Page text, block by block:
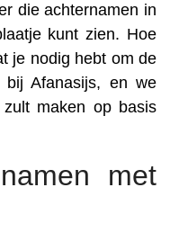
die achternamen in
kunt zien. Hoe
je nodig hebt om de
Afanasijs, en we
maken op basis
met